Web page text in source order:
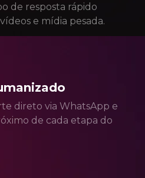
de resposta rápido
e mídia pesada.
direto via WhatsApp e
de cada etapa do